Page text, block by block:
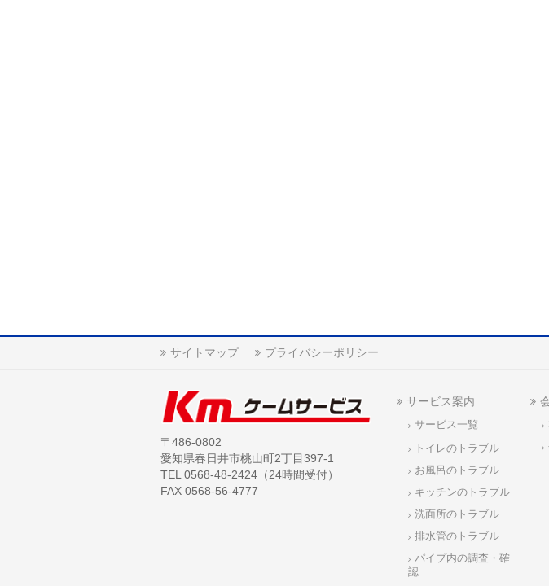
サイトマップ プライバシーポリシー
〒486-0802
愛知県春日井市桃山町2丁目397-1
TEL 0568-48-2424（24時間受付）
FAX 0568-56-4777
サービス案内
サービス一覧
トイレのトラブル
お風呂のトラブル
キッチンのトラブル
洗面所のトラブル
排水管のトラブル
パイプ内の調査・確
認